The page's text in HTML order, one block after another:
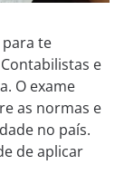
para te
e
O exame
as normas e
no país.
de aplicar